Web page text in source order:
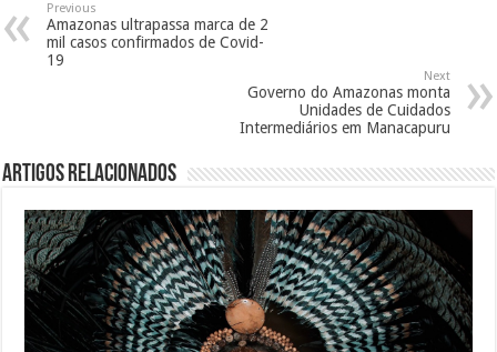
Previous
Amazonas ultrapassa marca de 2
mil casos confirmados de Covid-
19
Next
Governo do Amazonas monta
Unidades de Cuidados
Intermediários em Manacapuru
Artigos Relacionados